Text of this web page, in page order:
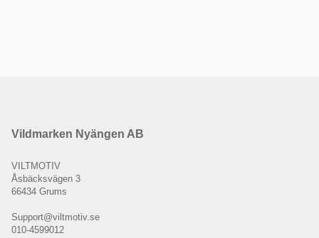
Vildmarken Nyängen AB
VILTMOTIV
Åsbäcksvägen 3
66434 Grums
Support@viltmotiv.se
010-4599012